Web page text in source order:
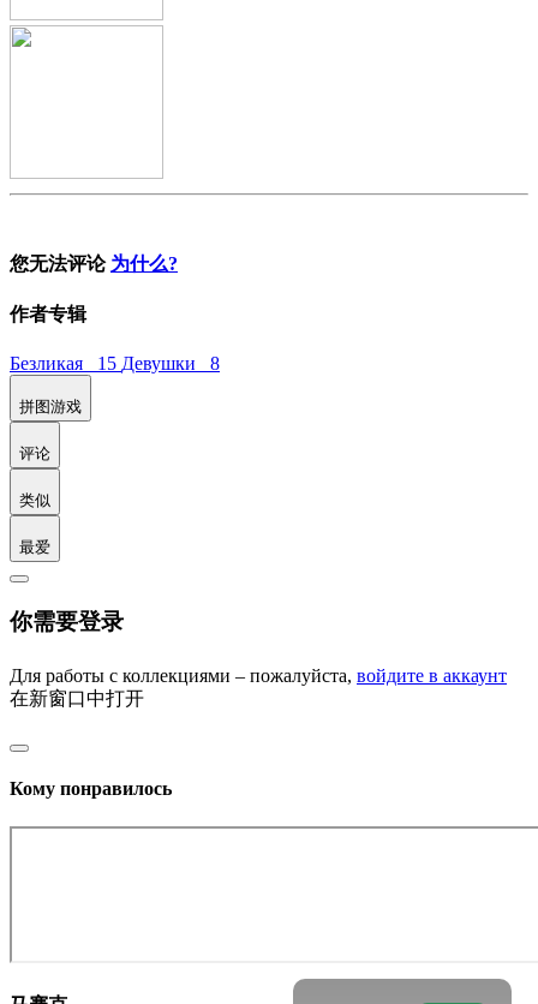
您无法评论 为什么?
作者专辑
Безликая 15 Девушки 8
拼图游戏
评论
类似
最爱
你需要登录
Для работы с коллекциями – пожалуйста, войдите в аккаунт
在新窗口中打开
Кому понравилось